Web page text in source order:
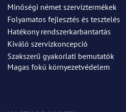
Minőségi német szerviztermékek
Folyamatos fejlesztés és tesztelés
Hatékony rendszerkarbantartás
Kiváló szervizkoncepció
Szakszerű gyakorlati bemutatók
Magas fokú környezetvédelem